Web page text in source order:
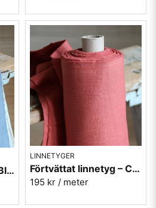
Förtvättat linnetyg – Blå (230 g/m²)
LINNETYGER
Förtvättat linnetyg – Corall (230 g/m²)
195 kr / meter